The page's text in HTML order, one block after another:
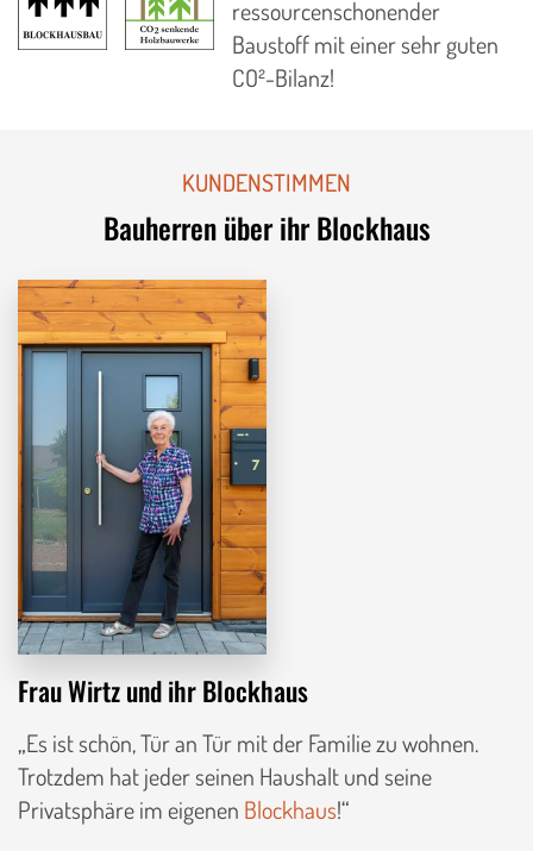
ressourcenschonender
Baustoff mit einer sehr guten
CO²-Bilanz!
KUNDENSTIMMEN
Bauherren über ihr Blockhaus
Frau Wirtz und ihr Blockhaus
Es ist schön, Tür an Tür mit der Familie zu wohnen.
Trotzdem hat jeder seinen Haushalt und seine
Privatsphäre im eigenen Blockhaus!